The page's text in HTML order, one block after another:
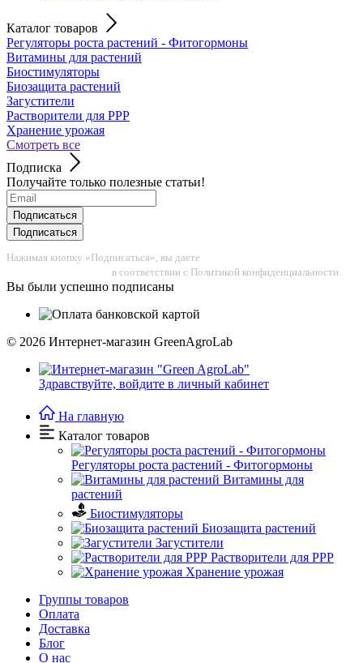
Каталог товаров
Регуляторы роста растений - Фитогормоны
Витамины для растений
Биостимуляторы
Биозащита растений
Загустители
Растворители для РРР
Хранение урожая
Смотреть все
Подписка
Получайте только полезные статьи!
Подписаться
Подписаться
Нажимая кнопку «Подписаться», вы даете
в соответствии с Политикой конфиденциальности.
Вы были успешно подписаны
© 2026 Интернет-магазин GreenAgroLab
Здравствуйте, войдите в личный кабинет
На главную
Каталог товаров
Регуляторы роста растений - Фитогормоны
Витамины для
растений
Биостимуляторы
Биозащита растений
Загустители
Растворители для РРР
Хранение урожая
Группы товаров
Оплата
Доставка
Блог
О нас